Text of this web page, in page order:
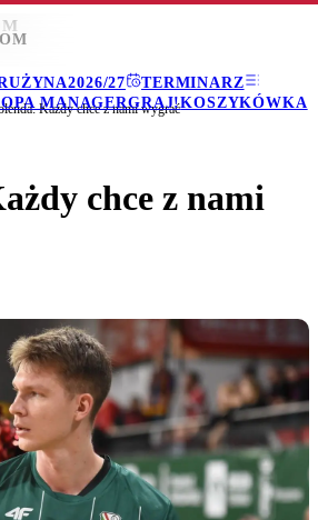
2026/27
TERMINARZ
MANAGERGRAJ!KOSZYKÓWKA
Każdy chce z nami wygrać
chce z nami